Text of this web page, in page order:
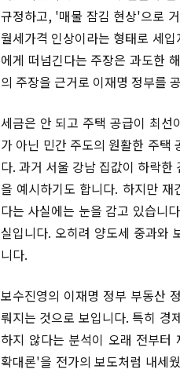
규정하고, '매물 잠김 현상'으로
월세가격 인상이라는 형태로 세
에게 떠넘긴다는 주장은 과도한
의 주장을 근거로 이재명 정부를
세금은 안 되고 주택 공급이 최선
가 아닌 민간 주도의 원활한 주택
다. 과거 서울 강남 집값이 하락
을 예시하기도 합니다. 하지만
다는 사실에는 눈을 감고 있습니
실입니다. 오히려 양도세 중과와
니다.
보수진영의 이재명 정부 부동산
뤄지는 것으로 보입니다. 특히 경
하지 않다는 분석이 오래 전부터
확대론'을 전가의 보도처럼 내세